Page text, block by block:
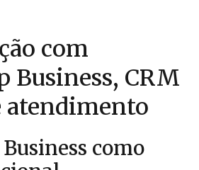
com
Business, CRM
atendimento
como